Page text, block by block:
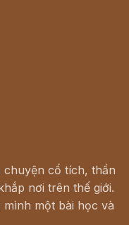
chuyện cổ tích, thần
nơi trên thế giới.
một bài học và